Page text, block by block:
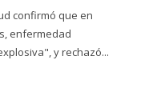
confirmó que en
enfermedad
y rechazó...